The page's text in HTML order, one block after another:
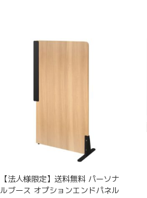
【法人様限定】送料無料 パーソナ
ルブース オプションエンドパネル